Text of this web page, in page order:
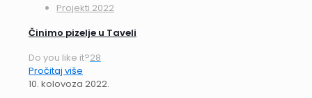
Projekti 2022
Činimo pizelje u Taveli
Do you like it?28
Pročitaj više
10. kolovoza 2022.